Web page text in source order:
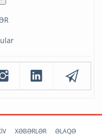
XƏBƏRLƏR ƏLAQƏ